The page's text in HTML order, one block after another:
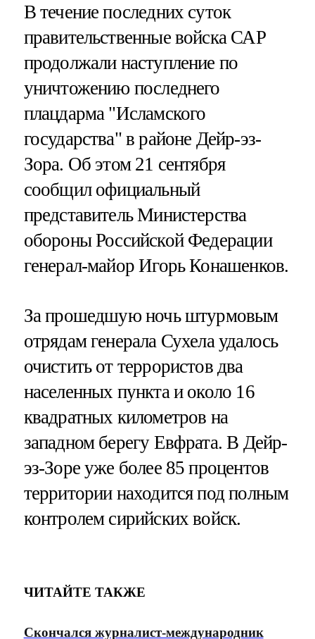
В течение последних суток
правительственные войска САР
продолжали наступление по
уничтожению последнего
плацдарма "Исламского
государства" в районе Дейр-эз-
Зора. Об этом 21 сентября
сообщил официальный
представитель Министерства
обороны Российской Федерации
генерал-майор Игорь Конашенков.
За прошедшую ночь штурмовым
отрядам генерала Сухела удалось
очистить от террористов два
населенных пункта и около 16
квадратных километров на
западном берегу Евфрата. В Дейр-
эз-Зоре уже более 85 процентов
территории находится под полным
контролем сирийских войск.
ЧИТАЙТЕ ТАКЖЕ
Скончался журналист-международник